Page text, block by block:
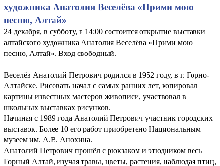
художника Анатолия Веселёва «Прими мою
песню, Алтай»
24 декабря, в субботу, в 14:00 состоится открытие выставки
алтайского художника Анатолия Веселёва «Прими мою
песню, Алтай». Вход свободный.
Веселёв Анатолий Петрович родился в 1952 году, в г. Горно-
Алтайске. Рисовать начал с самых ранних лет, копировал
картины известных мастеров живописи, участвовал в
школьных выставках рисунков.
Начиная с 1989 года Анатолий Петрович участник городских
выставок. Более 10 его работ приобретено Национальным
музеем им. А.В. Анохина.
Анатолий Петрович прошёл с рюкзаком и этюдником весь
Горный Алтай, изучая травы, цветы, растения, наблюдая птиц,